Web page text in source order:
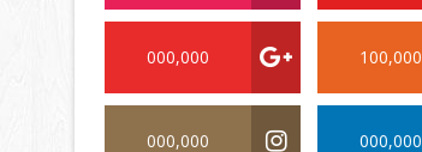
100,000
000,000
000,000
000,000